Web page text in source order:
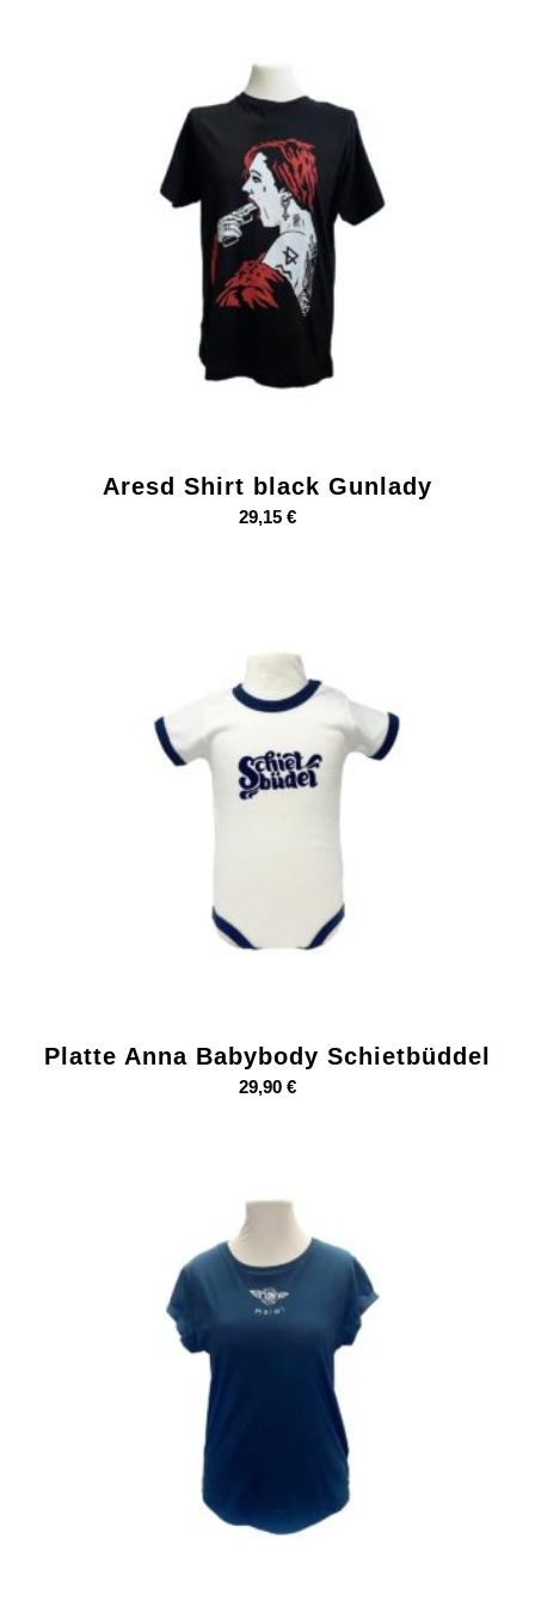
Aresd Shirt black Gunlady
29,15 €
Platte Anna Babybody Schietbüddel
29,90 €